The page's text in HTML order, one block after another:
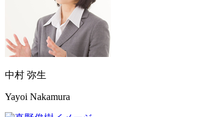
中村 弥生
Yayoi Nakamura